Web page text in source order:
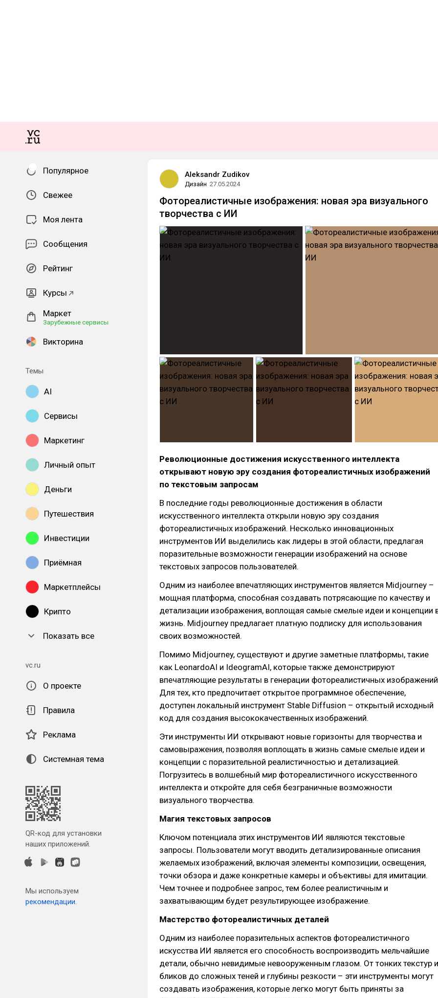
Популярное
Свежее
Моя лента
Сообщения
Рейтинг
Курсы
Маркет
Зарубежные сервисы
Викторина
Темы
AI
Сервисы
Маркетинг
Личный опыт
Деньги
Путешествия
Инвестиции
Приёмная
Маркетплейсы
Крипто
Показать все
vc.ru
О проекте
Правила
Реклама
Системная тема
QR-код для установки
наших приложений.
Мы используем
рекомендации.
Aleksandr Zudikov
Дизайн 27.05.2024
Фотореалистичные изображения: новая эра визуального
творчества с ИИ
Революционные достижения искусственного интеллекта
открывают новую эру создания фотореалистичных изображений
по текстовым запросам
В последние годы революционные достижения в области
искусственного интеллекта открыли новую эру создания
фотореалистичных изображений. Несколько инновационных
инструментов ИИ выделились как лидеры в этой области, предлагая
поразительные возможности генерации изображений на основе
текстовых запросов пользователей.
Одним из наиболее впечатляющих инструментов является Midjourney –
мощная платформа, способная создавать потрясающие по качеству и
детализации изображения, воплощая самые смелые идеи и концепции
жизнь. Midjourney предлагает платную подписку для использования
своих возможностей.
Помимо Midjourney, существуют и другие заметные платформы, такие
как LeonardoAI и IdeogramAI, которые также демонстрируют
впечатляющие результаты в генерации фотореалистичных
Для тех, кто предпочитает открытое программное обеспечение,
доступен локальный инструмент Stable Diffusion – открытый исходный
код для создания высококачественных изображений.
Эти инструменты ИИ открывают новые горизонты для творчества и
самовыражения, позволяя воплощать в жизнь самые смелые идеи и
концепции с поразительной реалистичностью и детализацией.
Погрузитесь в волшебный мир фотореалистичного искусственного
интеллекта и откройте для себя безграничные возможности
визуального творчества.
Магия текстовых запросов
Ключом потенциала этих инструментов ИИ являются текстовые
запросы. Пользователи могут вводить детализированные описания
желаемых изображений, включая элементы композиции, освещения,
точки обзора и даже конкретные камеры и объективы для имитации.
Чем точнее и подробнее запрос, тем более реалистичным и
захватывающим будет результирующее изображение.
Мастерство фотореалистичных деталей
Одним из наиболее поразительных аспектов фотореалистичного
искусства ИИ является его способность воспроизводить мельчайшие
детали, обычно невидимые невооруженным глазом. От тонких текстур и
бликов до сложных теней и глубины резкости – эти инструменты могут
создавать изображения, которые легко могут быть приняты за